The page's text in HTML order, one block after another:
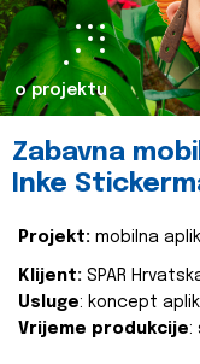
o projektu
Zabavna
Inke
Projekt: mobilna
Klijent: SPAR
Usluge: koncept
Vrijeme produkcije: